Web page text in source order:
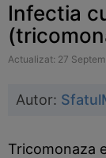
Infectia
Actualizat: 27
Autor:
Tricomonaza